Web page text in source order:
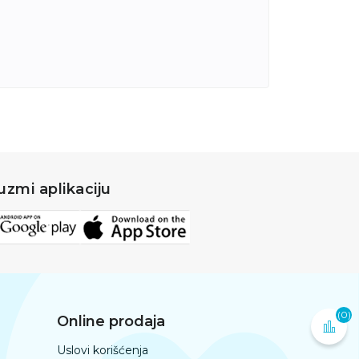
(0)
aplikaciju
Online prodaja
Uslovi korišćenja